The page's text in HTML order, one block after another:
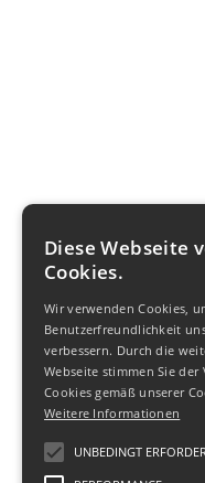
Diese Webseite
Cookies.
Wir verwenden Cookies,
Benutzerfreundlichkeit
verbessern. Durch die
Webseite stimmen Sie der
Cookies gemäß unserer
Weitere Informationen
UNBEDINGT